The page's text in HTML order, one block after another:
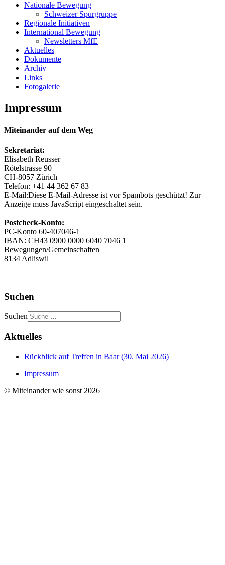
Nationale Bewegung
Schweizer Spurgruppe
Regionale Initiativen
International Bewegung
Newsletters MfE
Aktuelles
Dokumente
Archiv
Links
Fotogalerie
Impressum
Miteinander auf dem Weg
Sekretariat:
Elisabeth Reusser
Rötelstrasse 90
CH-8057 Zürich
Telefon: +41 44 362 67 83
E-Mail:Diese E-Mail-Adresse ist vor Spambots geschützt! Zur
Anzeige muss JavaScript eingeschaltet sein.
Postcheck-Konto:
PC-Konto 60-407046-1
IBAN: CH43 0900 0000 6040 7046 1
Bewegungen/Gemeinschaften
8134 Adliswil
Suchen
Suchen
Aktuelles
Rückblick auf Treffen in Baar (30. Mai 2026)
Impressum
© Miteinander wie sonst 2026